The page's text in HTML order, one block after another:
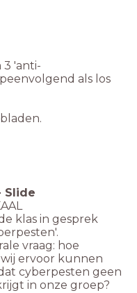
3 'anti-
als los
Slide
klas in gesprek
vraag: hoe
ervoor kunnen
cyberpesten geen
in onze groep?